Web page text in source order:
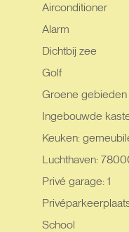
Airconditioner
Alarm
Dichtbij zee
Golf
Groene gebieden
Ingebouwde
Keuken:
Luchthaven:
Privé garage: 1
School